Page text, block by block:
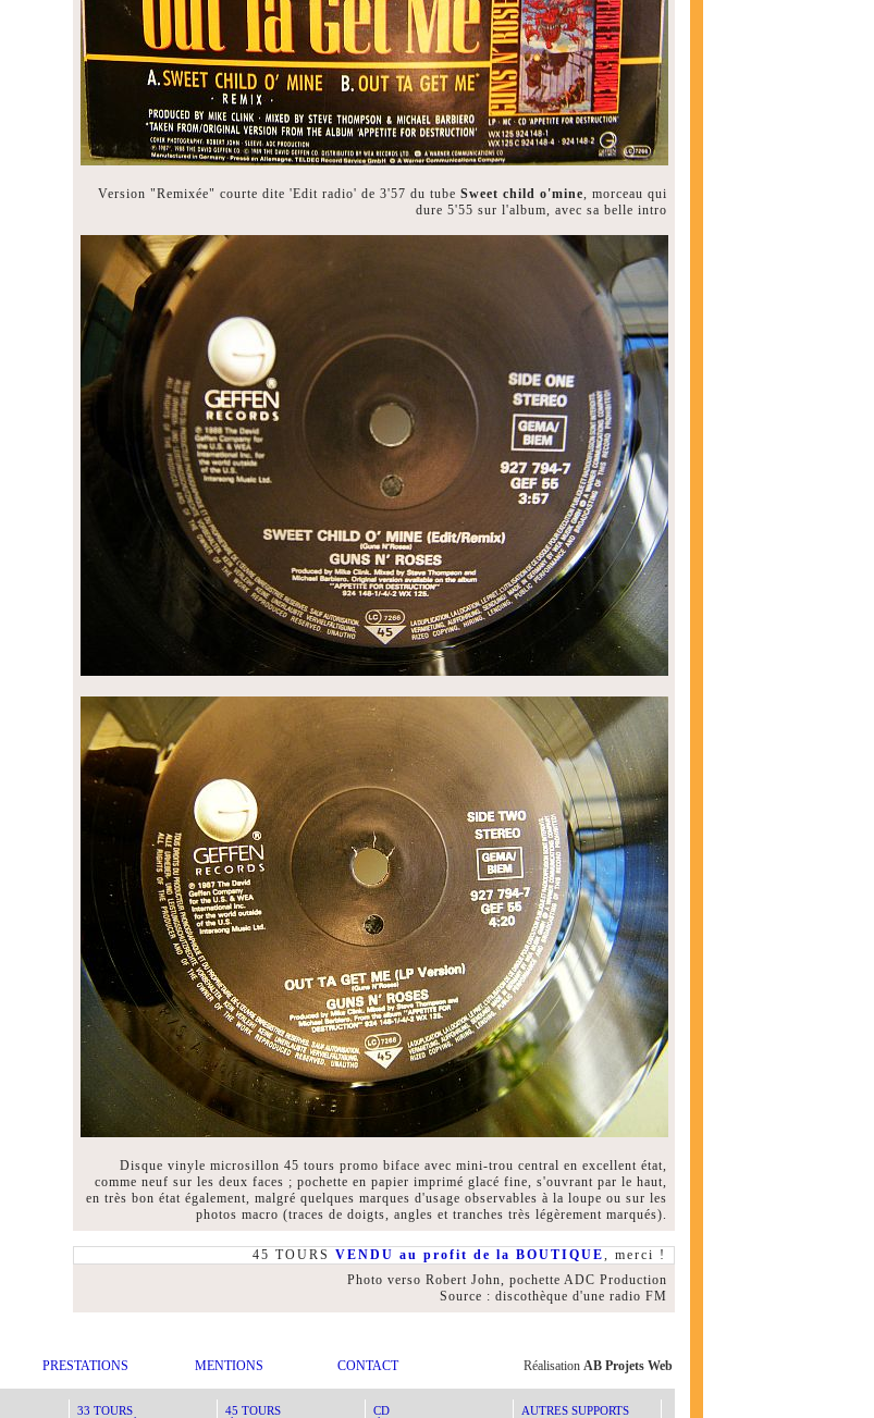
Version "Remixée" courte dite 'Edit radio' de 3'57 du tube Sweet child o'mine, morceau qui
dure 5'55 sur l'album, avec sa belle intro
Disque vinyle microsillon 45 tours promo biface avec mini-trou central en excellent état,
comme neuf sur les deux faces ; pochette en papier imprimé glacé fine, s'ouvrant par le haut,
en très bon état également, malgré quelques marques d'usage observables à la loupe ou sur les
photos macro (traces de doigts, angles et tranches très légèrement marqués).
45 TOURS VENDU au profit de la BOUTIQUE, merci !
Photo verso Robert John, pochette ADC Production
Source : discothèque d'une radio FM
PRESTATIONS MENTIONS CONTACT Réalisation AB Projets Web
33 TOURS 45 TOURS CD AUTRES SUPPORTS